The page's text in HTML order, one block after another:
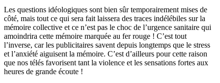
Les questions idéologiques sont bien sûr temporairement mises de
côté, mais tout ce qui sera fait laissera des traces indélébiles sur la
mémoire collective et ce n’est pas le choc de l’urgence sanitaire qui
amoindrira cette mémoire marquée au fer rouge ! C’est tout
l’inverse, car les publicitaires savent depuis longtemps que le stress
et l’anxiété aiguisent la mémoire. C’est d’ailleurs pour cette raison
que nos télés favorisent tant la violence et les sensations fortes aux
heures de grande écoute !